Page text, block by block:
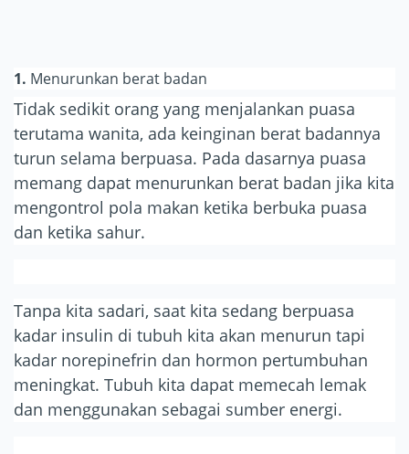
1. Menurunkan berat badan
Tidak sedikit orang yang menjalankan puasa
terutama wanita, ada keinginan berat badannya
turun selama berpuasa. Pada dasarnya puasa
memang dapat menurunkan berat badan jika kita
mengontrol pola makan ketika berbuka puasa
dan ketika sahur.
Tanpa kita sadari, saat kita sedang berpuasa
kadar insulin di tubuh kita akan menurun tapi
kadar norepinefrin dan hormon pertumbuhan
meningkat. Tubuh kita dapat memecah lemak
dan menggunakan sebagai sumber energi.